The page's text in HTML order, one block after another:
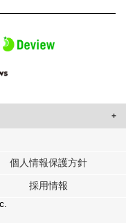
わせたコンテンツや広告の
に提供しています。
ナーに提供した他の情報や、
きに収集した他の情報を組み
個人情報保護方針
採用情報